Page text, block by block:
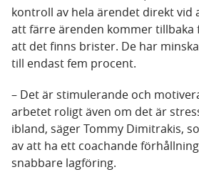
kontroll av hela ärendet direkt vid
att färre ärenden kommer tillbaka
att det finns brister. De har
till endast fem procent.
– Det är stimulerande och
arbetet roligt även om det är
ibland, säger Tommy Dimitrakis,
av att ha ett coachande
snabbare lagföring.